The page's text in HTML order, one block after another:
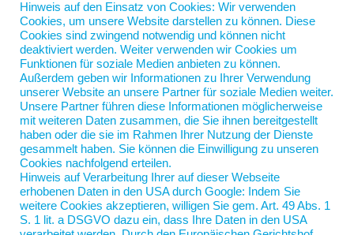
Der gefährliche Mythos vom Facebook-
Chefredakteur
vonJan Scherping|3. Feb. 2026|Diese Woche
Facebook hat einen Chefredakteur. Das jedenfalls
meinen 20 % der 12.000 Befragten in den
skandinavischen Ländern. Ja, wirklich, die sind sich
sicher, dass in der Facebook-Zentrale ein Mensch
sitzt, der entscheidet, was veröffentlicht wird und
was nicht. Bemerkenswerte...
Hinweis auf den Einsatz von Cookies: Wir verwenden
Cookies, um unsere Website darstellen zu können. Diese
Cookies sind zwingend notwendig und können nicht
deaktiviert werden. Weiter verwenden wir Cookies um
Funktionen für soziale Medien anbieten zu können.
Außerdem geben wir Informationen zu Ihrer Verwendung
unserer Website an unsere Partner für soziale Medien weiter.
Unsere Partner führen diese Informationen möglicherweise
mit weiteren Daten zusammen, die Sie ihnen bereitgestellt
haben oder die sie im Rahmen Ihrer Nutzung der Dienste
gesammelt haben. Sie können die Einwilligung zu unseren
Cookies nachfolgend erteilen.
Hinweis auf Verarbeitung Ihrer auf dieser Webseite
erhobenen Daten in den USA durch Google: Indem Sie
weitere Cookies akzeptieren, willigen Sie gem. Art. 49 Abs. 1
S. 1 lit. a DSGVO dazu ein, dass Ihre Daten in den USA